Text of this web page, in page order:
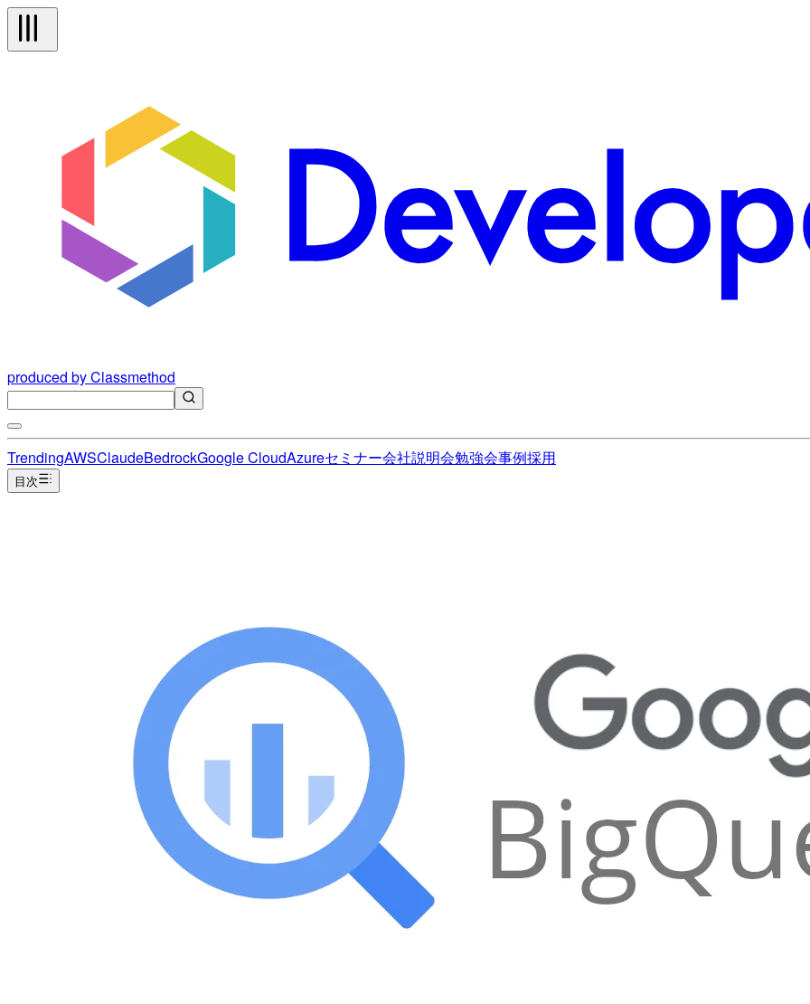
produced by Classmethod
TrendingAWSClaudeBedrockGoogle CloudAzureセミナー会社説明会勉強会事例採用
目次